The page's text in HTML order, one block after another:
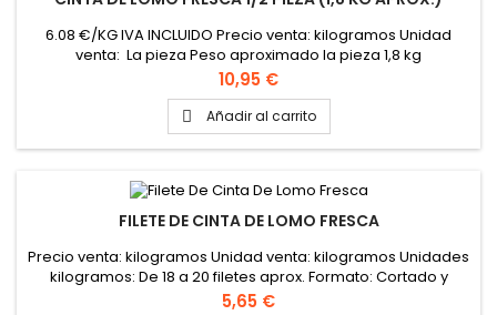
6.08 €/KG IVA INCLUIDO Precio venta: kilogramos Unidad
venta: La pieza Peso aproximado la pieza 1,8 kg
Precio
10,95 €
 Añadir al carrito
FILETE DE CINTA DE LOMO FRESCA
Precio venta: kilogramos Unidad venta: kilogramos Unidades
kilogramos: De 18 a 20 filetes aprox. Formato: Cortado y
envasado según necesidad del cliente
Precio
5,65 €